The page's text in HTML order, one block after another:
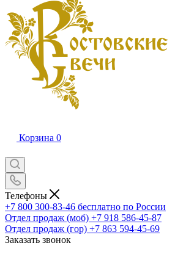
Корзина 0
Телефоны
+7 800 300-83-46 бесплатно по России
Отдел продаж (моб) +7 918 586-45-87
Отдел продаж (гор) +7 863 594-45-69
Заказать звонок